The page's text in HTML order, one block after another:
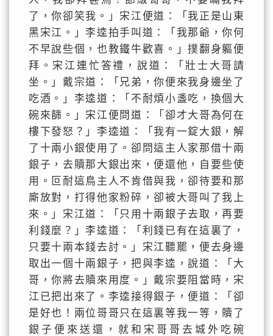
了，你卻笑我。」宋江便道：「我正是山東
黑宋江。」李逵拍手叫道：「我那爺，你何
不早說些個，也教鐵牛歡喜。」撲翻身軀便
拜。宋江連忙答禮，說道：「壯士大哥請
坐。」戴宗道：「兄弟，你便來我身邊坐了
吃酒。」李逵道：「不耐煩小盞吃，換個大
碗來篩。」宋江便問道：「卻才大哥為何在
樓下發怒？」李逵道：「我有一錠大銀，解
了十兩小銀使用了。卻問這主人家那借十兩
銀子，去贖那大銀出來，便還他，自要些使
用。叵耐這鳥主人不肯借與我，卻待要和那
廝放對，打得他家粉碎，卻被大哥叫了我上
來。」宋江道：「只用十兩銀子去取，再要
利錢麼？」李逵道：「利錢已有在這裏了，
只要十兩本錢去討。」宋江聽罷，便去身邊
取出一個十兩銀子，把與李逵，說道：「大
哥，你將去贖來用度。」戴宗要阻當時，宋
江已把出來了。李逵接得銀子，便道：「卻
是好也！兩位哥哥只在這裏等我一等，贖了
銀子便來送還，就和宋哥哥去城外吃碗